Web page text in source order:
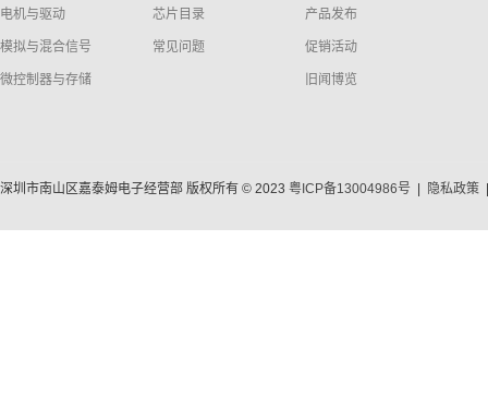
电机与驱动
模拟与混合信号
微控制器与存储
芯片目录
常见问题
产品发布
促销活动
旧闻博览
深圳市南山区嘉泰姆电子经营部 版权所有 © 2023 粤ICP备13004986号 隐私政策